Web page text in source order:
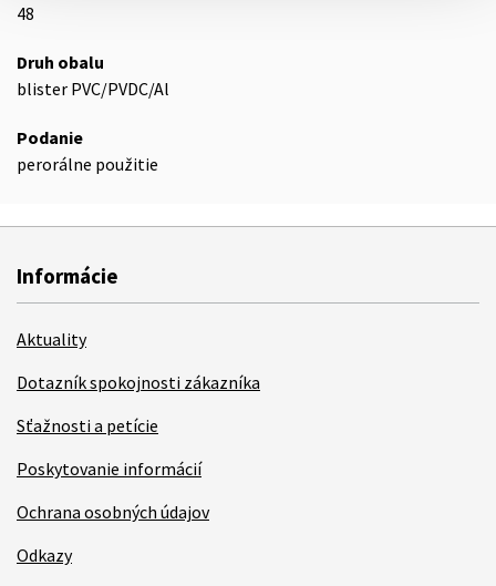
48
Druh obalu
blister PVC/PVDC/Al
Podanie
perorálne použitie
Informácie
Aktuality
Dotazník spokojnosti zákazníka
Sťažnosti a petície
Poskytovanie informácií
Ochrana osobných údajov
Odkazy